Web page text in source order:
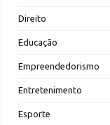
Direito
Educação
Empreendedorismo
Entretenimento
Esporte